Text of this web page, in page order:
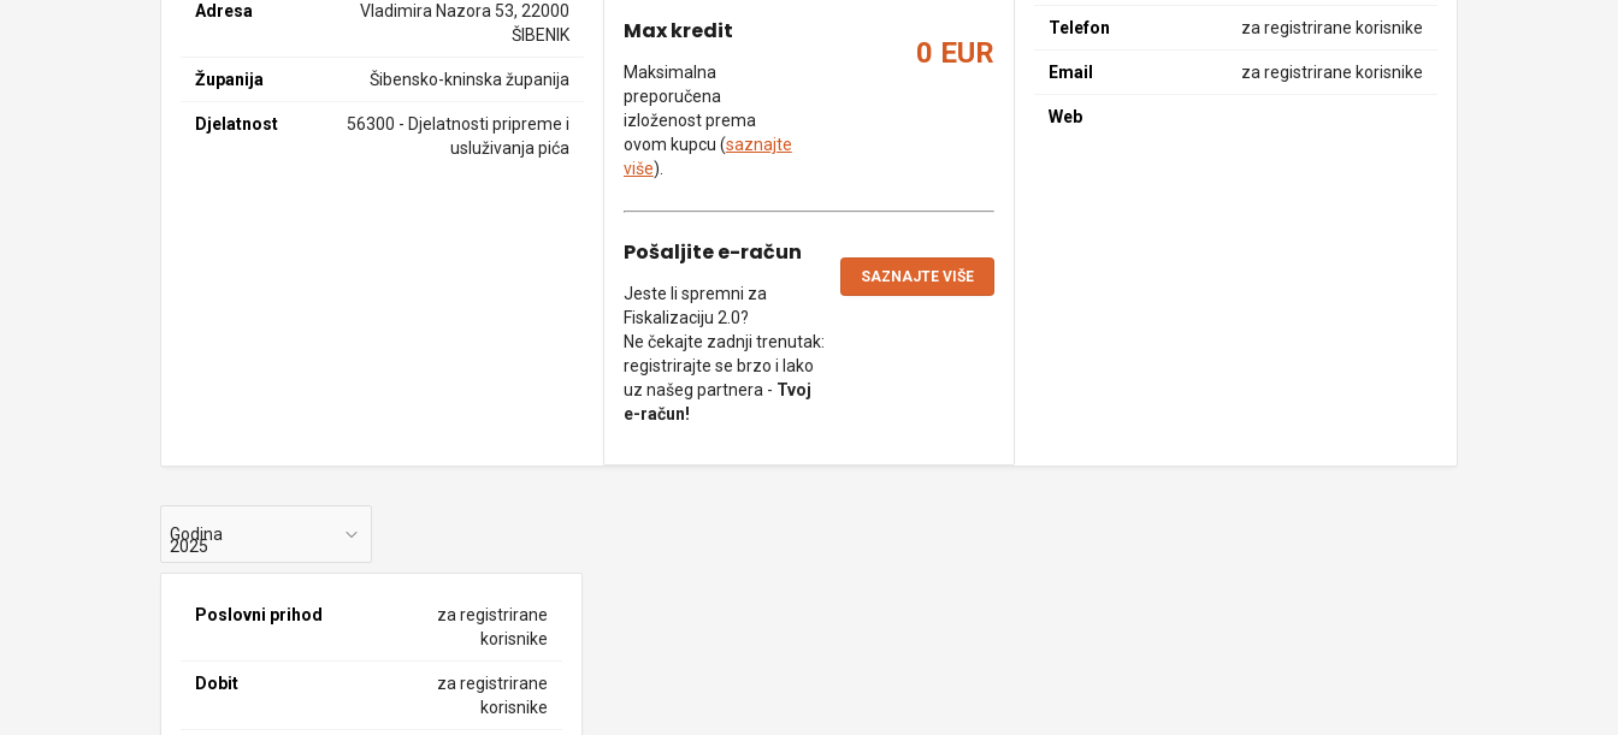
Adresa
Vladimira Nazora 53, 22000
ŠIBENIK
Županija Šibensko-kninska županija
Djelatnost
56300 - Djelatnosti pripreme i
usluživanja pića
Max kredit
Maksimalna
preporučena
izloženost prema
ovom kupcu (saznajte
više).
0 EUR
Pošaljite e-račun
Jeste li spremni za
Fiskalizaciju 2.0?
Ne čekajte zadnji trenutak:
registrirajte se brzo i lako
uz našeg partnera - Tvoj
e-račun!
SAZNAJTE VIŠE
Telefon za registrirane korisnike
Email za registrirane korisnike
Web
Godina
Poslovni prihod
za registrirane
korisnike
Dobit
za registrirane
korisnike